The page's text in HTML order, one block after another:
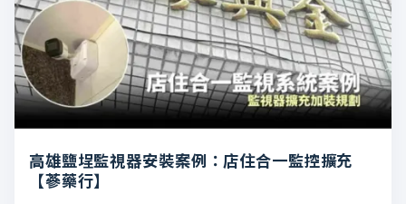
高雄鹽埕監視器安裝案例：店住合一監控擴充
【蔘藥行】